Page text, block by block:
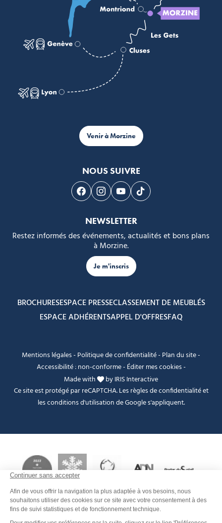
Venir à Morzine
NOUS SUIVRE
Suivez-nous sur Facebook
Suivez-nous sur Instagram
Suivez-nous sur Youtube
Suivez-nous sur
NEWSLETTER
Restez informés des événements, actualités et bons plans
à Morzine.
Je m'inscris
BROCHURESESPACE PRESSECLASSEMENT DE MEUBLÉS
ESPACE ADHÉRENTSAPPEL D'OFFRESFAQ
Mentions légales- Politique de confidentialité- Plan du site-
Accessibilité : non-conforme- Éditer mes cookies-
Made with
byIRIS Interactive
Ce site est protégé par reCAPTCHA. Lesrègles de confidentialitéet
lesconditions d'utilisationde Google s'appliquent.